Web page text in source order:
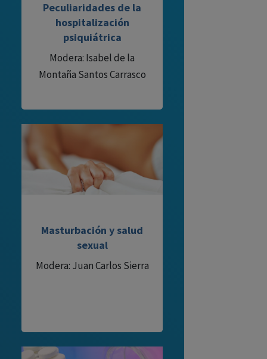
Peculiaridades de la
hospitalización
psiquiátrica
Modera: Isabel de la
Montaña Santos Carrasco
Masturbación y salud
sexual
Modera: Juan Carlos Sierra